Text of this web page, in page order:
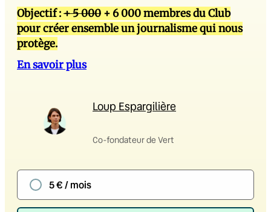
Objectif :+ 5 000 + 6 000 membres du Club
pour créer ensemble un journalisme qui nous
protège.
En savoir plus
Loup Espargilière
Co-fondateur de Vert
5 € / mois